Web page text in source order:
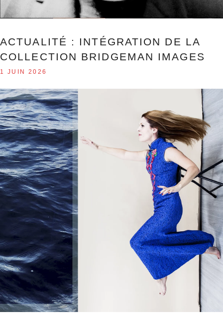
ACTUALITÉ : INTÉGRATION DE LA
COLLECTION BRIDGEMAN IMAGES
1 JUIN 2026